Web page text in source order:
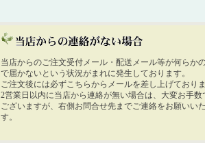
当店からのご注文受付メール・配送メール等が何らか
で届かないという状況がまれに発生しております。
ご注文後には必ずこちらからメールを差し上げており
2営業日以内に当店から連絡が無い場合は、大変お手数
ございますが、右側お問合せ先までご連絡をお願いい
す。